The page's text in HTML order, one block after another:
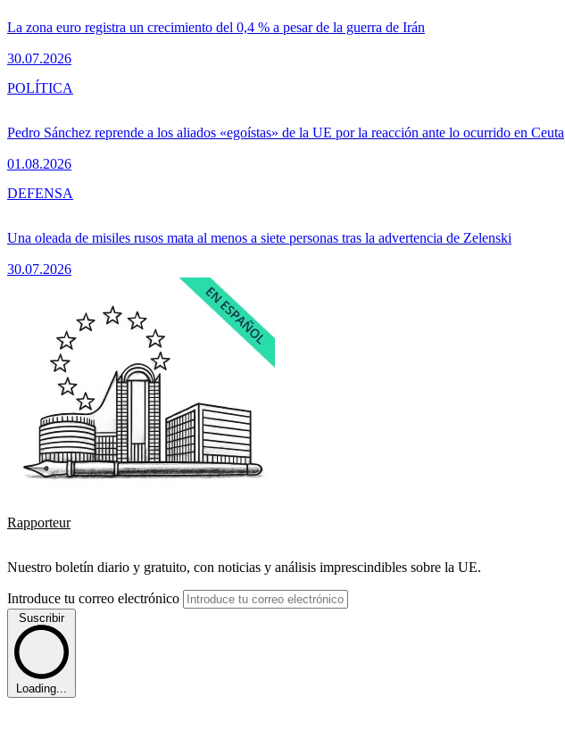
La zona euro registra un crecimiento del 0,4 % a pesar de la guerra de Irán
30.07.2026
Pedro Sánchez reprende a los aliados «egoístas» de la UE por la reacción ante lo ocurrido en Ceuta
01.08.2026
POLÍTICA
Una oleada de misiles rusos mata al menos a siete personas tras la advertencia de Zelenski
30.07.2026
DEFENSA
Rapporteur
Nuestro boletín diario y gratuito, con noticias y análisis imprescindibles sobre la UE.
Introduce tu correo electrónico
Suscribir
Loading...